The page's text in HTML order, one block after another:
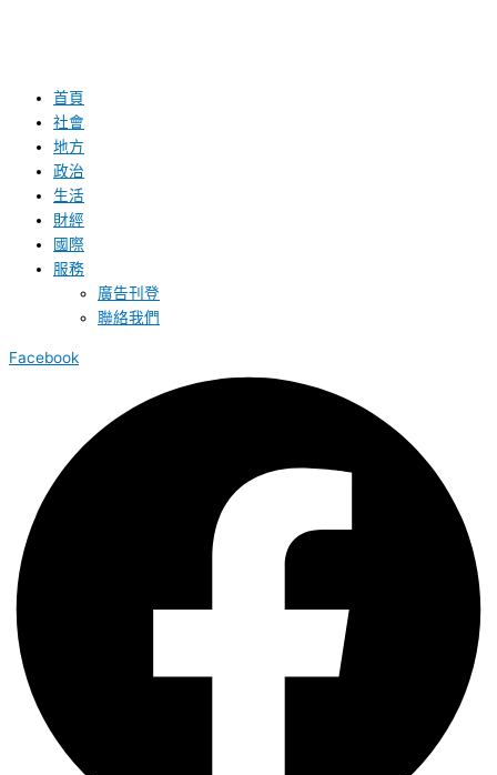
首頁
社會
地方
政治
生活
財經
國際
服務
廣告刊登
聯絡我們
Facebook